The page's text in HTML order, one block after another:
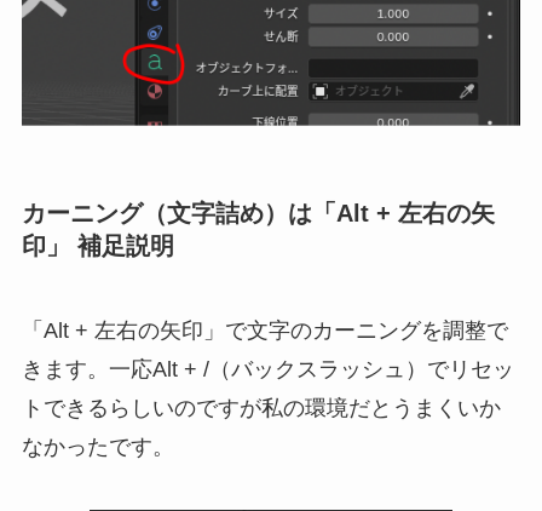
カーニング（文字詰め）は「Alt + 左右の矢
印」 補足説明
「Alt + 左右の矢印」で文字のカーニングを調整で
きます。一応Alt + /（バックスラッシュ）でリセッ
トできるらしいのですが私の環境だとうまくいか
なかったです。